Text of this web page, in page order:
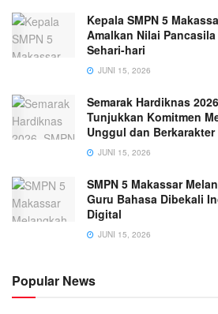
Kepala SMPN 5
Amalkan Nilai
Sehari-hari
JUNI 15, 2026
Semarak Hardiknas
Tunjukkan Komitmen
Unggul dan Berkarakter
JUNI 15, 2026
SMPN 5 Makassar
Guru Bahasa Dibekali
Digital
JUNI 15, 2026
Popular News